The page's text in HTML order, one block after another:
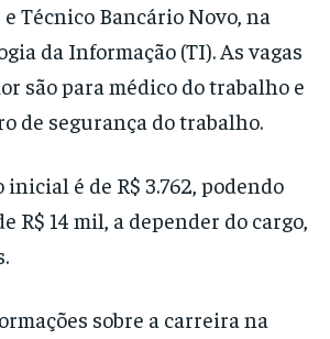
Técnico Bancário Novo, na
da Informação (TI). As vagas
são para médico do trabalho e
de segurança do trabalho.
é de R$ 3.762, podendo
R$ 14 mil, a depender do cargo,
sobre a carreira na